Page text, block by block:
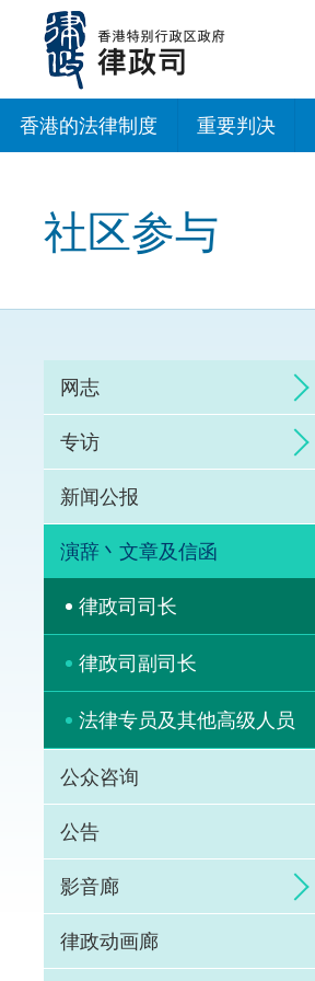
内
香港的法律制度 重要判决
社区参与
网志
专访
新闻公报
演辞丶文章及信函
律政司司长
律政司副司长
法律专员及其他高级人员
公众咨询
公告
影音廊
律政动画廊